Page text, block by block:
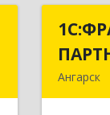
Ангарск